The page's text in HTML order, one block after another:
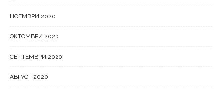
НОЕМВРИ 2020
ОКТОМВРИ 2020
СЕПТЕМВРИ 2020
АВГУСТ 2020